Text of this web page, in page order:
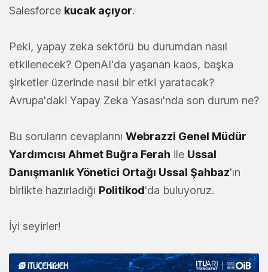
Salesforce kucak açıyor.
Peki, yapay zeka sektörü bu durumdan nasıl
etkilenecek? OpenAI'da yaşanan kaos, başka
şirketler üzerinde nasıl bir etki yaratacak?
Avrupa'daki Yapay Zeka Yasası'nda son durum ne?
Bu soruların cevaplarını Webrazzi Genel Müdür
Yardımcısı Ahmet Buğra Ferah ile Ussal
Danışmanlık Yönetici Ortağı Ussal Şahbaz'ın
birlikte hazırladığı Politikod'da buluyoruz.
İyi seyirler!